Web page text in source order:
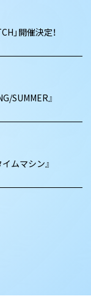
」開催決定！
SUMMER』
ムマシン』